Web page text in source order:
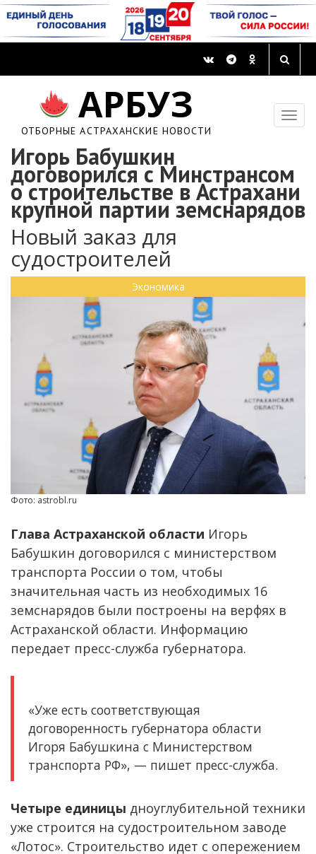
АРБУЗ
ОТБОРНЫЕ АСТРАХАНСКИЕ НОВОСТИ
Игорь Бабушкин
договорился с Минстрансом
о строительстве в Астрахани
крупной партии земснарядов
Новый заказ для
судостроителей
Экономика
Фото: astrobl.ru
Глава Астраханской области Игорь
Бабушкин договорился с министерством
транспорта России о том, чтобы
значительная часть из необходимых 16
земснарядов были построены на верфях в
Астраханской области. Информацию
передает пресс-служба губернатора.
«Уже есть соответствующая
договоренность губернатора области
Игоря Бабушкина с Министерством
транспорта РФ», — пишет пресс-служба.
Четыре единицы дноуглубительной техники
уже строится на судостроительном заводе
«Лотос». Строительство идет с опережением